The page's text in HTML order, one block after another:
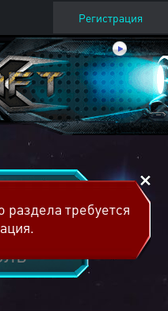
Регистрация
требуется